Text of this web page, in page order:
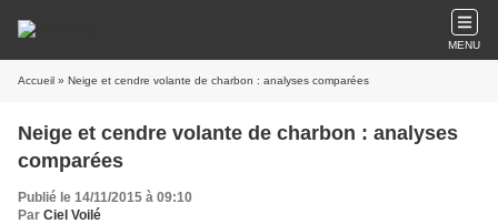
MENU
Accueil » Neige et cendre volante de charbon : analyses comparées
Neige et cendre volante de charbon : analyses
comparées
Publié le 14/11/2015 à 09:10
Par Ciel Voilé